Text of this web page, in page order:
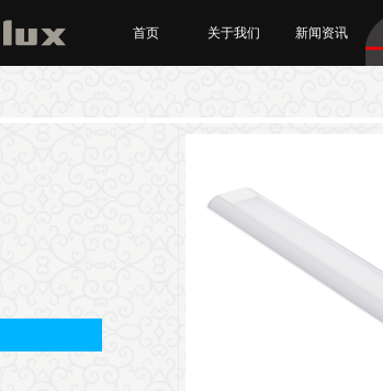
首页 关于我们 新闻资讯